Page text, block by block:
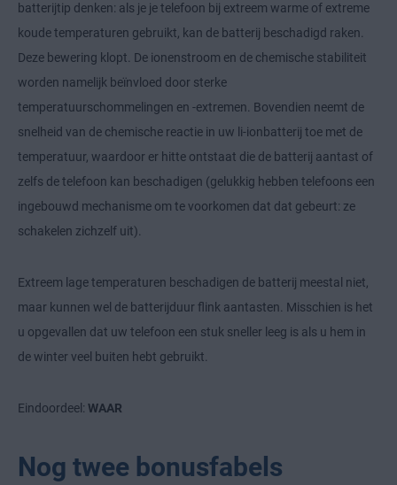
batterijtip denken: als je je telefoon bij extreem warme of extreme
koude temperaturen gebruikt, kan de batterij beschadigd raken.
Deze bewering klopt. De ionenstroom en de chemische stabiliteit
worden namelijk beïnvloed door sterke
temperatuurschommelingen en -extremen. Bovendien neemt de
snelheid van de chemische reactie in uw li-ionbatterij toe met de
temperatuur, waardoor er hitte ontstaat die de batterij aantast of
zelfs de telefoon kan beschadigen (gelukkig hebben telefoons een
ingebouwd mechanisme om te voorkomen dat dat gebeurt: ze
schakelen zichzelf uit).
Extreem lage temperaturen beschadigen de batterij meestal niet,
maar kunnen wel de batterijduur flink aantasten. Misschien is het
u opgevallen dat uw telefoon een stuk sneller leeg is als u hem in
de winter veel buiten hebt gebruikt.
Eindoordeel: WAAR
Nog twee bonusfabels